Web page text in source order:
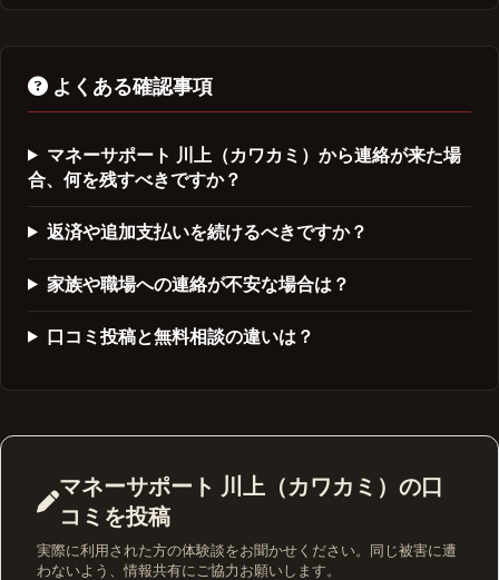
よくある確認事項
マネーサポート 川上（カワカミ）から連絡が来た場
合、何を残すべきですか？
返済や追加支払いを続けるべきですか？
家族や職場への連絡が不安な場合は？
口コミ投稿と無料相談の違いは？
マネーサポート 川上（カワカミ）の口
コミを投稿
実際に利用された方の体験談をお聞かせください。同じ被害に遭
わないよう、情報共有にご協力お願いします。